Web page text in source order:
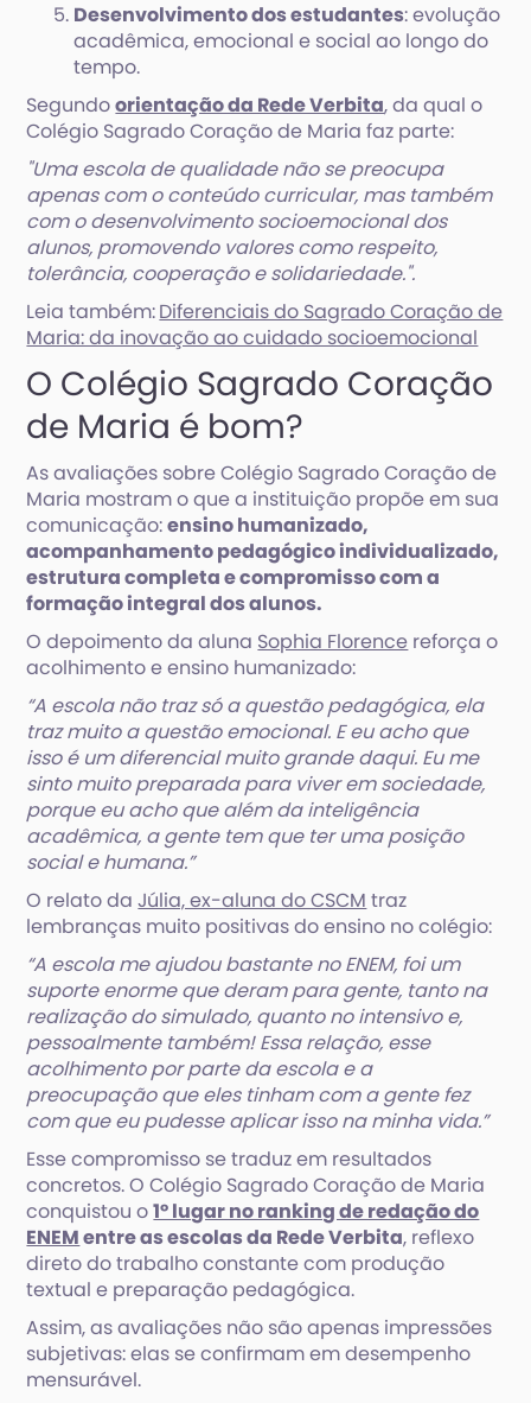
Desenvolvimento dos estudantes: evolução
acadêmica, emocional e social ao longo do
tempo.
Segundoorientação da Rede Verbita, da qual o
Colégio Sagrado Coração de Maria faz parte:
"Uma escola de qualidade não se preocupa
apenas com o conteúdo curricular, mas também
com o desenvolvimento socioemocional dos
alunos, promovendo valores como respeito,
tolerância, cooperação e solidariedade.".
Leia também:Diferenciais do Sagrado Coração de
Maria: da inovação ao cuidado socioemocional
O Colégio Sagrado Coração
de Maria é bom?
As avaliações sobre Colégio Sagrado Coração de
Maria mostram o que a instituição propõe em sua
comunicação:ensino humanizado,
acompanhamento pedagógico individualizado,
estrutura completa e compromisso com a
formação integral dos alunos.
O depoimento da aluna Sophia Florence reforça o
acolhimento e ensino humanizado:
“A escola não traz só a questão pedagógica, ela
traz muito a questão emocional. E eu acho que
isso é um diferencial muito grande daqui. Eu me
sinto muito preparada para viver em sociedade,
porque eu acho que além da inteligência
acadêmica, a gente tem que ter uma posição
social e humana.”
O relato daJúlia, ex-aluna do CSCM traz
lembranças muito positivas do ensino no colégio:
“A escola me ajudou bastante no ENEM, foi um
suporte enorme que deram para gente, tanto na
realização do simulado, quanto no intensivo e,
pessoalmente também! Essa relação, esse
acolhimento por parte da escola e a
preocupação que eles tinham com a gente fez
com que eu pudesse aplicar isso na minha vida.”
Esse compromisso se traduz em resultados
concretos. O Colégio Sagrado Coração de Maria
conquistou o1º lugar no ranking de redação do
ENEMentre as escolas da Rede Verbita, reflexo
direto do trabalho constante com produção
textual e preparação pedagógica.
Assim, as avaliações não são apenas impressões
subjetivas: elas se confirmam em desempenho
mensurável.